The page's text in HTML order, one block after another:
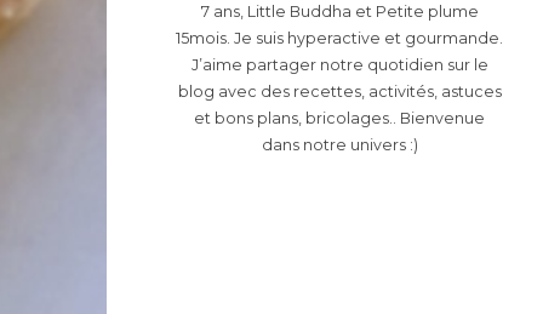
7 ans, Little Buddha et Petite plume
15mois. Je suis hyperactive et gourmande.
J’aime partager notre quotidien sur le
blog avec des recettes, activités, astuces
et bons plans, bricolages.. Bienvenue
dans notre univers :)